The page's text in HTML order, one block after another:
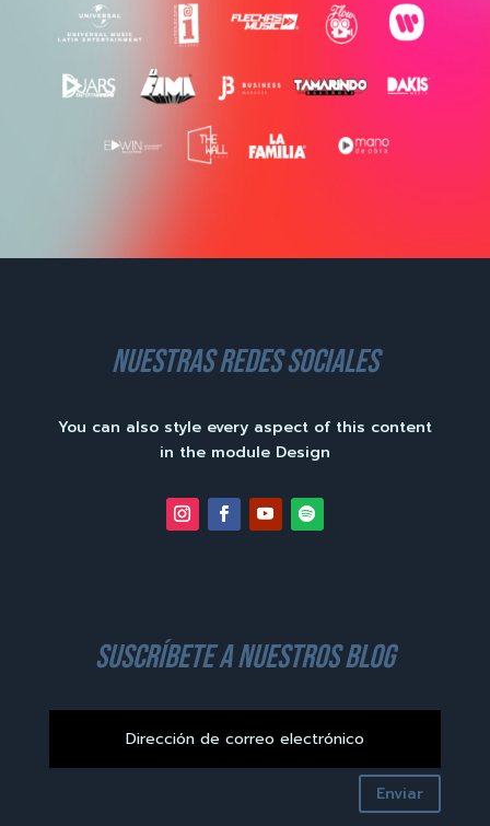
nuestras redes sociales
You can also style every aspect of this content
in the module Design
suscríbete a nuestros blog
Enviar